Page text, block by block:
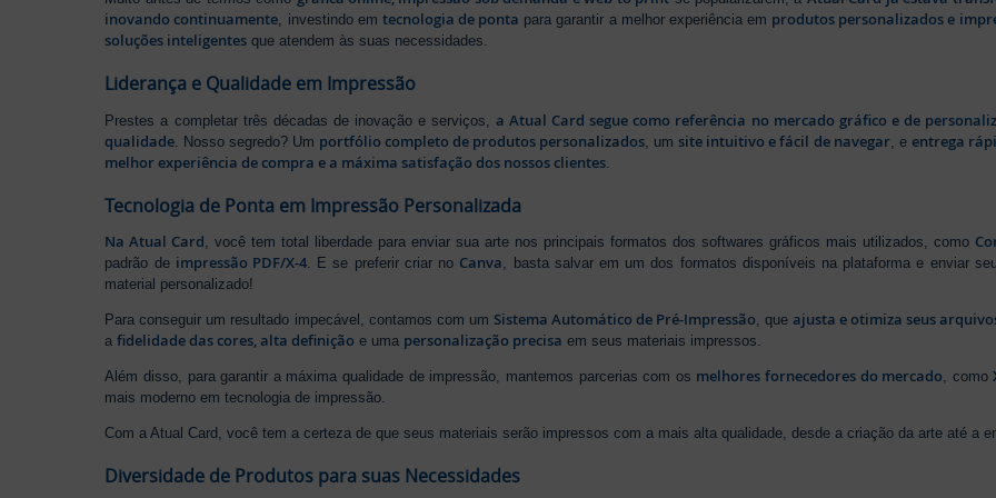
inovando continuamente, investindo em tecnologia de ponta para garantir a melhor experiência em produtos personalizados e
soluções inteligentes que atendem às suas necessidades.
Liderança e Qualidade em Impressão
Prestes a completar três décadas de inovação e serviços,a Atual Card segue como referência no mercado gráfico e de
qualidade . Nosso segredo? Um portfólio completo de produtos personalizados , um site intuitivo e fácil de navegar , e entrega
melhor experiência de compra e a máxima satisfação dos nossos clientes
Tecnologia de Ponta em Impressão Personalizada
Na Atual Card, você tem total liberdade para enviar sua arte nos principais formatos dos softwares gráficos mais utilizados, como
padrão de impressão PDF/X-4. E se preferir criar no Canva, basta salvar em um dos formatos disponíveis na plataforma e enviar
material personalizado!
Para conseguir um resultado impecável, contamos com um Sistema Automático de Pré-Impressão, queajusta e otimiza seus
afidelidade das cores, alta definição e uma personalização precisa em seus materiais impressos.
Além disso, para garantir a máxima qualidade de impressão, mantemos parcerias com os melhores fornecedores do mercado, como
mais moderno em tecnologia de impressão.
Com a Atual Card, você tem a certeza de que seus materiais serão impressos com a mais alta qualidade, desde a criação da arte até a
Diversidade de Produtos para suas Necessidades